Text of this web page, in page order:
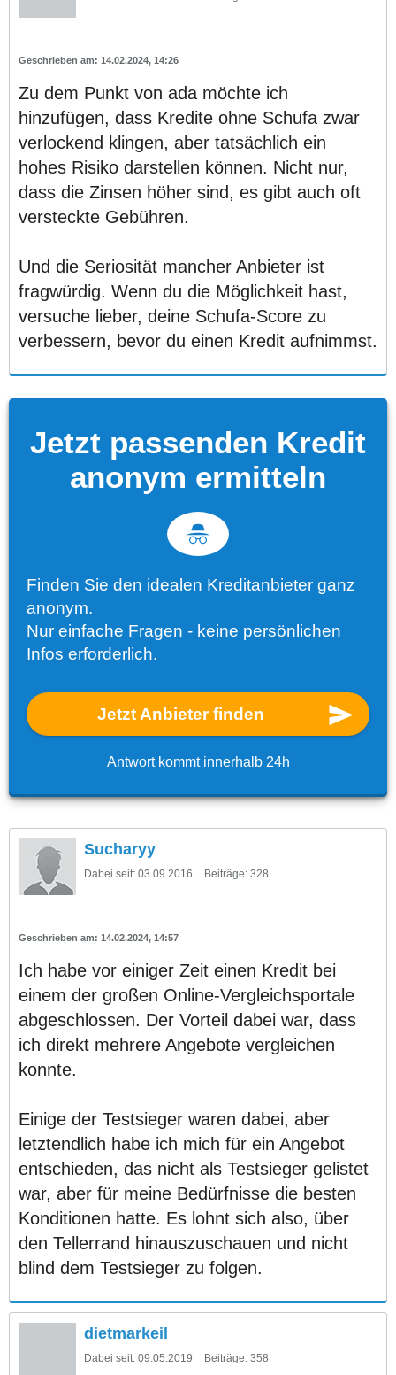
14.02.2024, 14:26
Zu dem Punkt von ada möchte ich
hinzufügen, dass Kredite ohne Schufa zwar
verlockend klingen, aber tatsächlich ein
hohes Risiko darstellen können. Nicht nur,
dass die Zinsen höher sind, es gibt auch oft
versteckte Gebühren.
Und die Seriosität mancher Anbieter ist
fragwürdig. Wenn du die Möglichkeit hast,
versuche lieber, deine Schufa-Score zu
verbessern, bevor du einen Kredit aufnimmst.
Jetzt passenden Kredit
anonym ermitteln
Finden Sie den idealen Kreditanbieter ganz
anonym.
Nur einfache Fragen - keine persönlichen
Infos erforderlich.
Jetzt Anbieter finden
Antwort kommt innerhalb 24h
Sucharyy
Dabei seit: 03.09.2016 Beiträge: 328
14.02.2024, 14:57
Ich habe vor einiger Zeit einen Kredit bei
einem der großen Online-Vergleichsportale
abgeschlossen. Der Vorteil dabei war, dass
ich direkt mehrere Angebote vergleichen
konnte.
Einige der Testsieger waren dabei, aber
letztendlich habe ich mich für ein Angebot
entschieden, das nicht als Testsieger gelistet
war, aber für meine Bedürfnisse die besten
Konditionen hatte. Es lohnt sich also, über
den Tellerrand hinauszuschauen und nicht
blind dem Testsieger zu folgen.
dietmarkeil
Dabei seit: 09.05.2019 Beiträge: 358